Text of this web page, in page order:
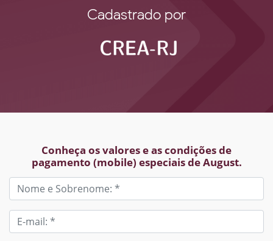
Cadastrado por
Conheça os valores e as condições de
pagamento (mobile) especiais de August.